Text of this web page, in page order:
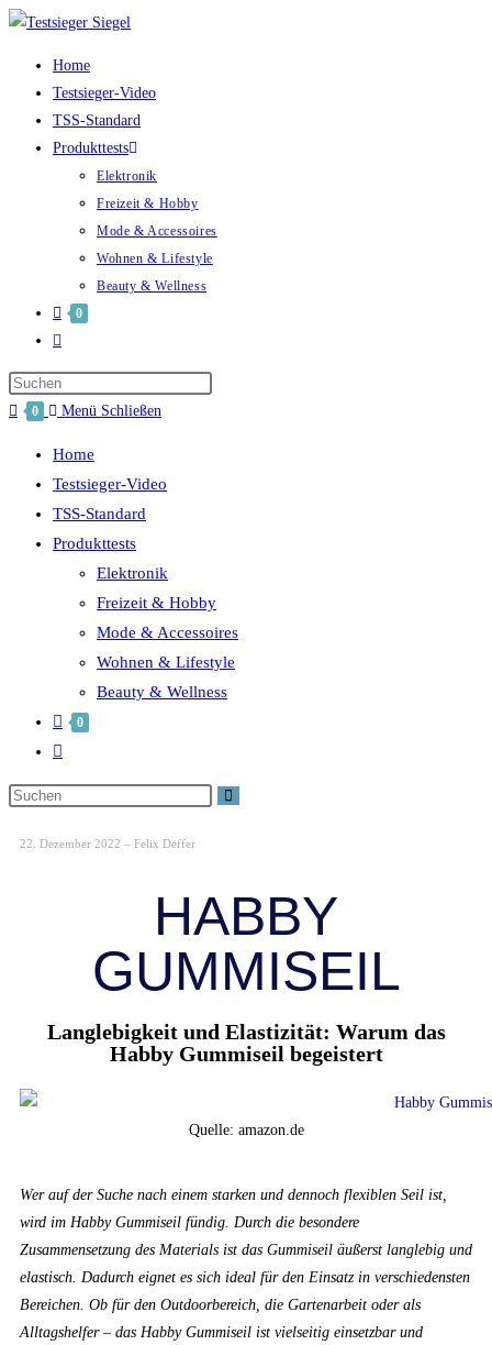
Home
Testsieger-Video
TSS-Standard
Produkttests
Elektronik
Freizeit & Hobby
Mode & Accessoires
Wohnen & Lifestyle
Beauty & Wellness
0
0 Menü Schließen
Home
Testsieger-Video
TSS-Standard
Produkttests
Elektronik
Freizeit & Hobby
Mode & Accessoires
Wohnen & Lifestyle
Beauty & Wellness
0
22. Dezember 2022 – Felix Deffer
HABBY
GUMMISEIL
Langlebigkeit und Elastizität: Warum das
Habby Gummiseil begeistert
Quelle: amazon.de
Wer auf der Suche nach einem starken und dennoch flexiblen Seil ist,
wird im Habby Gummiseil fündig. Durch die besondere
Zusammensetzung des Materials ist das Gummiseil äußerst langlebig und
elastisch. Dadurch eignet es sich ideal für den Einsatz in verschiedensten
Bereichen. Ob für den Outdoorbereich, die Gartenarbeit oder als
Alltagshelfer – das Habby Gummiseil ist vielseitig einsetzbar und